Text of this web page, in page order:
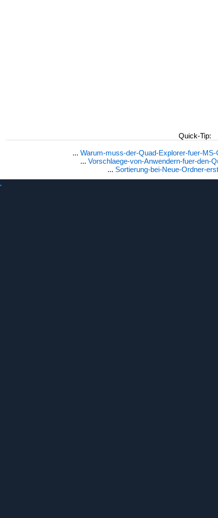
Quick-Tip:
... Warum-muss-der-Quad-Explorer-fuer-
... Vorschlaege-von-Anwendern-fuer-den-
... Sortierung-bei-Neue-Ordner-